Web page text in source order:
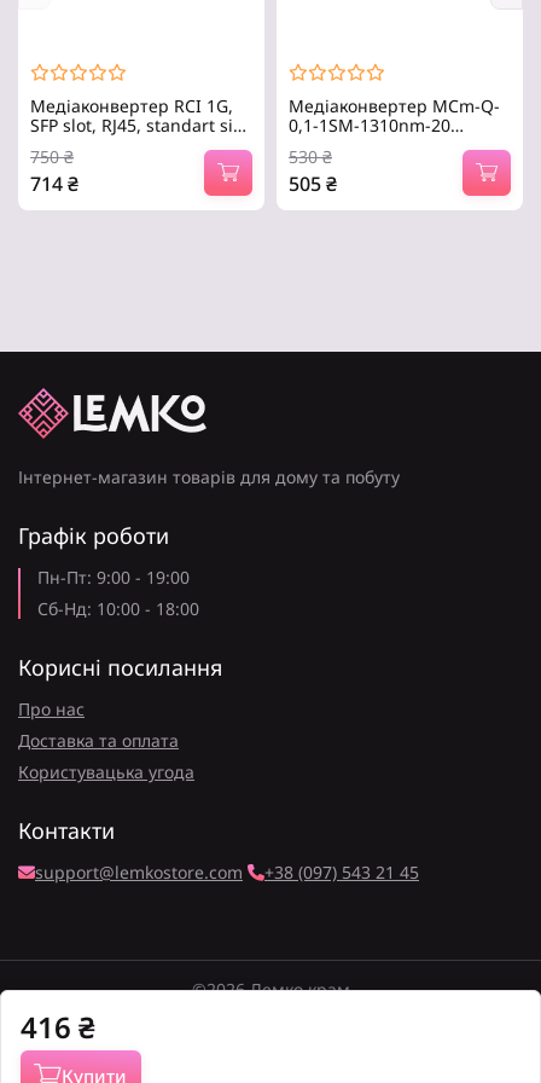
416 ₴
Купити
Медіаконвертер RCI 1G,
SFP slot, RJ45, standart size
metal case (RCI300S-G)
750₴
714₴
Медіаконвертер MCm-Q-
0,1-1SM-1310nm-20
530₴
505₴
Інтернет-магазин товарів для дому та побуту
Графік роботи
Пн-Пт: 9:00 - 19:00
Сб-Нд: 10:00 - 18:00
Корисні посилання
Про нас
Доставка та оплата
Користувацька угода
Контакти
support@lemkostore.com +38 (097) 543 21 45
©2026 Лемко крам